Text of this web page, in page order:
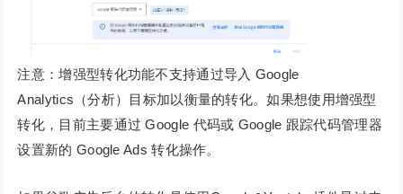
注意：增强型转化功能不支持通过导入 Google
Analytics（分析）目标加以衡量的转化。如果想使用增强型
转化，目前主要通过 Google 代码或 Google 跟踪代码管理器
设置新的 Google Ads 转化操作。